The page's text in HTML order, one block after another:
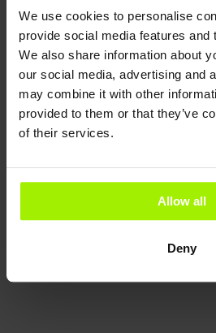
We use cookies to personalise
provide social media features and
We also share information about
our social media, advertising and
may combine it with other
provided to them or that they’ve
of their services.
Allow all
Deny